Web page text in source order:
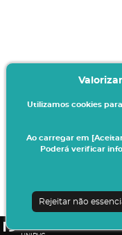
sua matrícula/inscrição no
Todos os dados introduzidos
Utilizamos cookies
Ao carregar em
Poderá verificar
Rejeitar não